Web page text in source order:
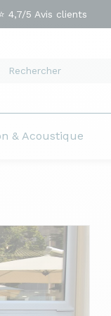
4,7/5 Avis clients
& Acoustique